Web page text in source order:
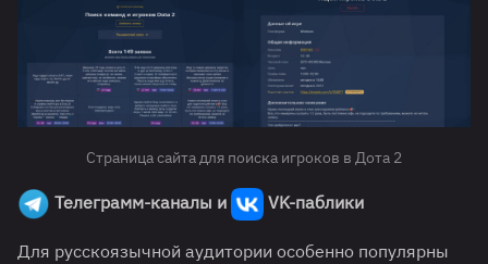
Страница сайта для поиска игроков в Дота 2
Телеграмм-каналы и VK-паблики
Для русскоязычной аудитории особенно популярны